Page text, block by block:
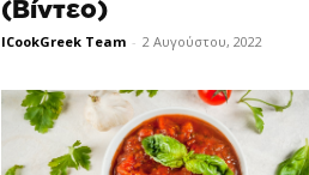
(Βίντεο)
ICookGreek Team - 2 Αυγούστου, 2022